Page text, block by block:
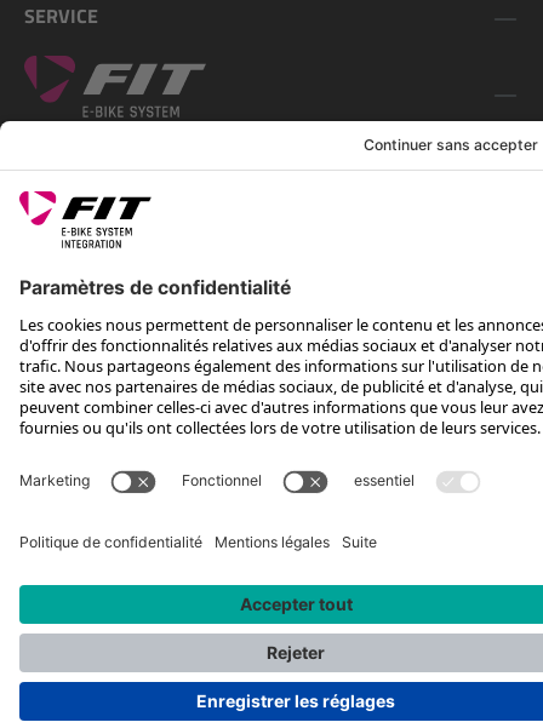
SERVICE
*Prix de vente conseillé, TVA incluse, plus frais d'expédition et TEA
Rotax Bike Technology AG © 2025